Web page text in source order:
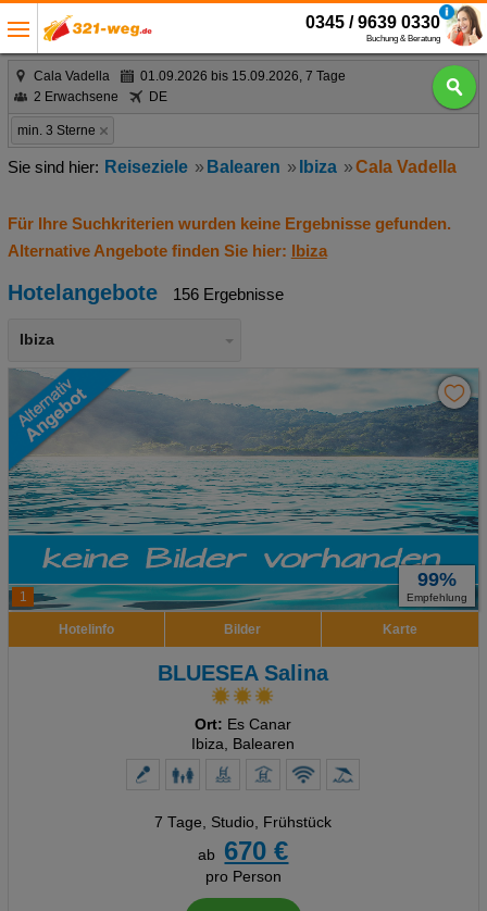
0345 / 9639 0330
Buchung & Beratung
Cala Vadella
01.09.2026 bis 15.09.2026, 7 Tage
2 Erwachsene
DE
min. 3 Sterne
Reiseziele Balearen Ibiza Cala Vadella
Für Ihre Suchkriterien wurden keine Ergebnisse gefunden.
Alternative Angebote finden Sie hier: Ibiza
Hotelangebote 156 Ergebnisse
Ibiza
1
99%
Empfehlung
Hotelinfo Bilder Karte
BLUESEA Salina
Ort: Es Canar
Ibiza, Balearen
7 Tage, Studio, Frühstück
ab
670 €
pro Person